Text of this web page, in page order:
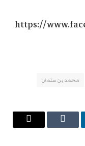
https://
محمد بن سلمان
Tumblr
البريد